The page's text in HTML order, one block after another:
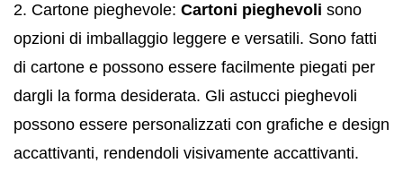
2. Cartone pieghevole: Cartoni pieghevoli sono
opzioni di imballaggio leggere e versatili. Sono fatti
di cartone e possono essere facilmente piegati per
dargli la forma desiderata. Gli astucci pieghevoli
possono essere personalizzati con grafiche e design
accattivanti, rendendoli visivamente accattivanti.